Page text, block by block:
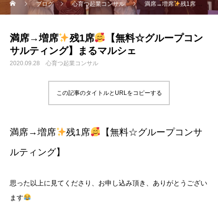
ブログ 心育つ起業コンサル 満席→増席 残1席 【
満席→増席 残1席
【無料☆グループコン
サルティング】まるマルシェ
2020.09.28 心育つ起業コンサル
この記事のタイトルとURLをコピーする
満席→増席 残1席
【無料☆グループコンサ
ルティング】
思った以上に見てくださり、お申し込み頂き、ありがとうござい
ます